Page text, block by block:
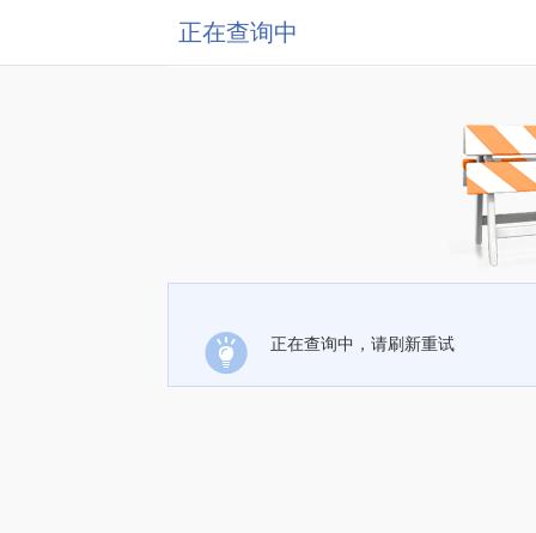
正在查询中
正在查询中，请刷新重试